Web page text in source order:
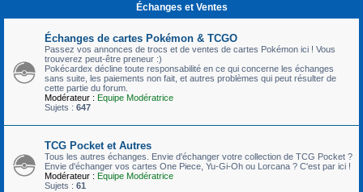
Échanges et Ventes
Échanges de cartes Pokémon & TCGO
Passez vos annonces de trocs et de ventes de cartes Pokémon ici ! Vous
trouverez peut-être preneur :)
Pokécardex décline toute responsabilité en ce qui concerne les échanges
sans suite, les paiements non fait, et autres problèmes qui peut résulter de
cette partie du forum.
Modérateur : Equipe Modératrice
Sujets : 647
TCG Pocket et Autres
Tous les autres échanges. Envie d'échanger votre collection de TCG Pocket ?
Envie d'échanger vos cartes One Piece, Yu-Gi-Oh ou Lorcana ? C'est par ici !
Modérateur : Equipe Modératrice
Sujets : 61